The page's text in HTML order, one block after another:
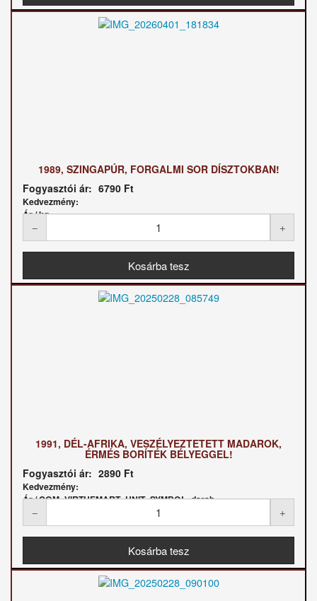
1989, SZINGAPÚR, FORGALMI SOR DÍSZTOKBAN!
Fogyasztói ár: 6790 Ft
Kedvezmény:
Ár / kg:
1991, DÉL-AFRIKA, VESZÉLYEZTETETT MADAROK,
ÉRMÉS BORÍTÉK BÉLYEGGEL!
Fogyasztói ár: 2890 Ft
Kedvezmény:
Ár / COM_VIRTUEMART_UNIT_SYMBOL_darab: